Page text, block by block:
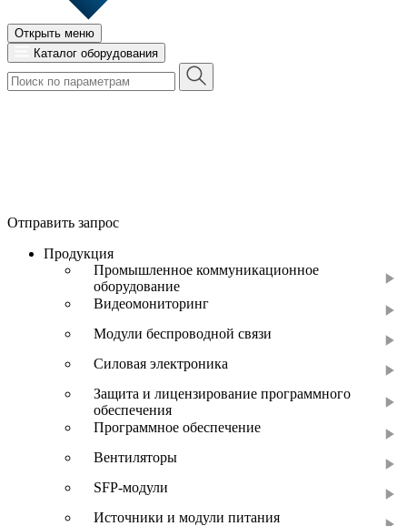
Открыть меню
Каталог оборудования
Отправить запрос
Продукция
Промышленное коммуникационное
оборудование
Видеомониторинг
Модули беспроводной связи
Силовая электроника
Защита и лицензирование программного
обеспечения
Программное обеспечение
Вентиляторы
SFP-модули
Источники и модули питания